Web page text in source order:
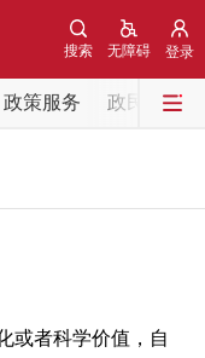
登录
无障碍
搜索
政策服务 政民互动
者科学价值，自